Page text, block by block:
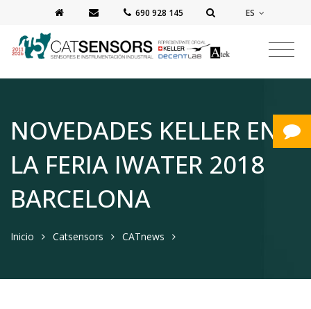
‭690 928 145‬ ES
NOVEDADES KELLER EN
LA FERIA IWATER 2018
BARCELONA
Inicio Catsensors CATnews